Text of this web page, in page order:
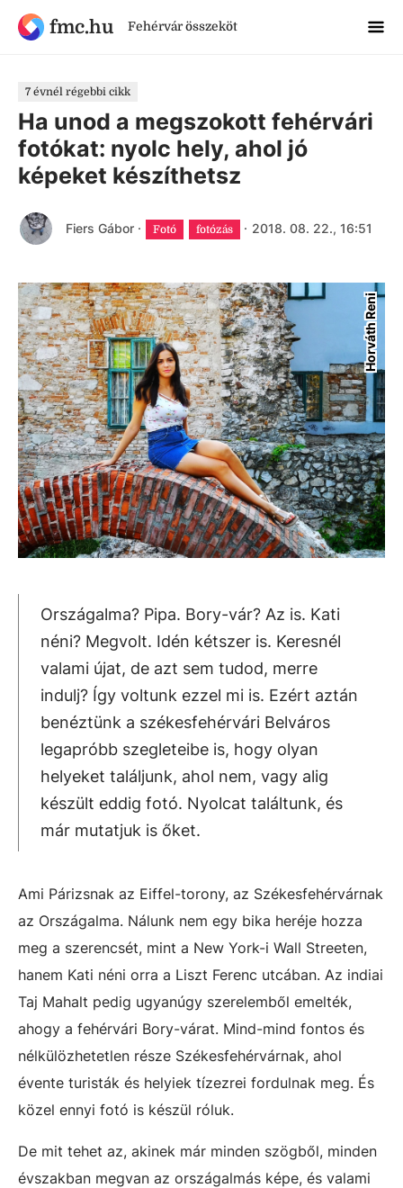
fmc.hu Fehérvár összeköt
7 évnél régebbi cikk
Ha unod a megszokott fehérvári
fotókat: nyolc hely, ahol jó
képeket készíthetsz
Fiers Gábor · Fotó fotózás · 2018. 08. 22., 16:51
Horváth Reni
Országalma? Pipa. Bory-vár? Az is. Kati
néni? Megvolt. Idén kétszer is. Keresnél
valami újat, de azt sem tudod, merre
indulj? Így voltunk ezzel mi is. Ezért aztán
benéztünk a székesfehérvári Belváros
legapróbb szegleteibe is, hogy olyan
helyeket találjunk, ahol nem, vagy alig
készült eddig fotó. Nyolcat találtunk, és
már mutatjuk is őket.
Ami Párizsnak az Eiffel-torony, az Székesfehérvárnak
az Országalma. Nálunk nem egy bika heréje hozza
meg a szerencsét, mint a New York-i Wall Streeten,
hanem Kati néni orra a Liszt Ferenc utcában. Az indiai
Taj Mahalt pedig ugyanúgy szerelemből emelték,
ahogy a fehérvári Bory-várat. Mind-mind fontos és
nélkülözhetetlen része Székesfehérvárnak, ahol
évente turisták és helyiek tízezrei fordulnak meg. És
közel ennyi fotó is készül róluk.
De mit tehet az, akinek már minden szögből, minden
évszakban megvan az országalmás képe, és valami